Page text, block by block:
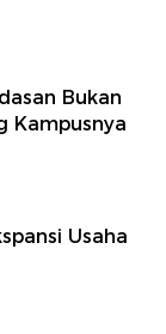
Bukan
Kampusnya
Usaha